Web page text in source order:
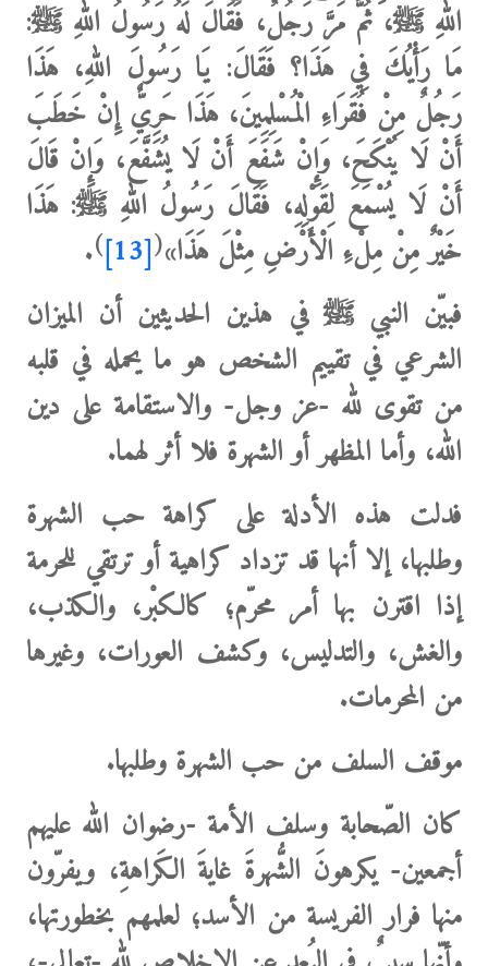
اللهِ ﷺ، ثُمَّ مَرَّ رَجُلٌ، فَقَالَ لَهُ رَسُولُ اللهِ ﷺ:
مَا رَأْيُكَ فِي هَذَا؟ فَقَالَ: يَا رَسُولَ اللهِ، هَذَا
رَجُلٌ مِنْ فُقَرَاءِ الْمُسْلِمِينَ، هَذَا حَرِيٌّ إِنْ خَطَبَ
أَنْ لَا يُنْكَحَ، وَإِنْ شَفَعَ أَنْ لَا يُشَفَّعَ، وَإِنْ قَالَ
أَنْ لَا يُسْمَعَ لِقَوْلِهِ، فَقَالَ رَسُولُ اللهِ ﷺ: ‌هَذَا
‌خَيْرٌ ‌مِنْ ‌مِلْءِ ‌الْأَرْضِ ‌مِثْلَ ‌هَذَا»
(
[13]
)
.
فبيّن النبي ﷺ في هذين الحديثين أن الميزان
الشرعي في تقييم الشخص هو ما يحمله في قلبه
من تقوى لله -عز وجل- والاستقامة على دين
الله، وأما المظهر أو الشهرة فلا أثر لهما.
فدلت هذه الأدلةعلى كراهة حب الشهرة
وطلبها، إلا أنها قد تزداد كراهية أو ترتقي للحرمة
إذا اقترن بها أمر محرّم؛ كالكبْر، والكذب،
والغش، والتدليس، وكشف العورات، وغيرها
من المحرمات.
موقف السلف من حب الشهرة وطلبها.
كان الصّحابة وسلف الأمة -رضوان الله عليهم
أجمعين- يكرهونَ الشُّهرةَ غايةَ الكَراهةِ، ويفرّون
منها فرار الفريسة من الأسد؛ لعلمهم بخطورتها،